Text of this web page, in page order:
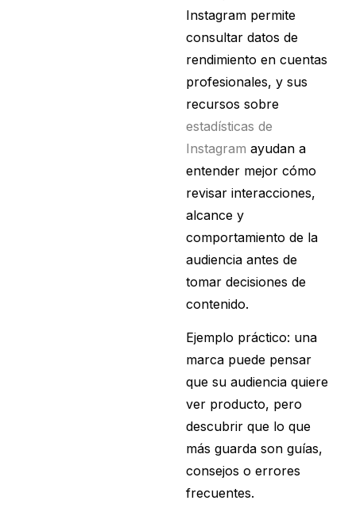
Instagram permite
consultar datos de
rendimiento en cuentas
profesionales, y sus
recursos sobre
estadísticas de
Instagram ayudan a
entender mejor cómo
revisar interacciones,
alcance y
comportamiento de la
audiencia antes de
tomar decisiones de
contenido.
Ejemplo práctico: una
marca puede pensar
que su audiencia quiere
ver producto, pero
descubrir que lo que
más guarda son guías,
consejos o errores
frecuentes.